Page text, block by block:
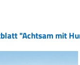
"Achtsam mit